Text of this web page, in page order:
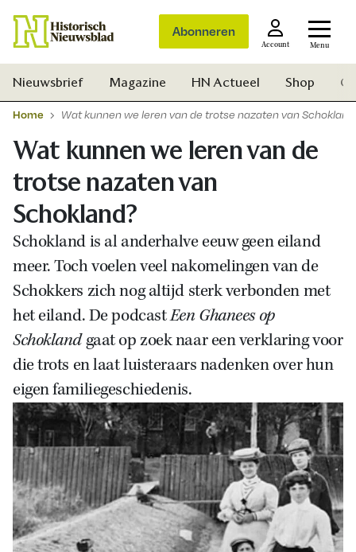
Abonneren
Account Menu
Zoek
Nieuwsbrief Magazine HN Actueel Shop
Home Wat kunnen we leren van de trotse nazaten van
Wat kunnen we leren van de
trotse nazaten van
Schokland?
Schokland is al anderhalve eeuw geen eiland
meer. Toch voelen veel nakomelingen van de
Schokkers zich nog altijd sterk verbonden met
het eiland. De podcastEen Ghanees op
Schoklandgaat op zoek naar een verklaring voor
die trots en laat luisteraars nadenken over hun
eigen familiegeschiedenis.